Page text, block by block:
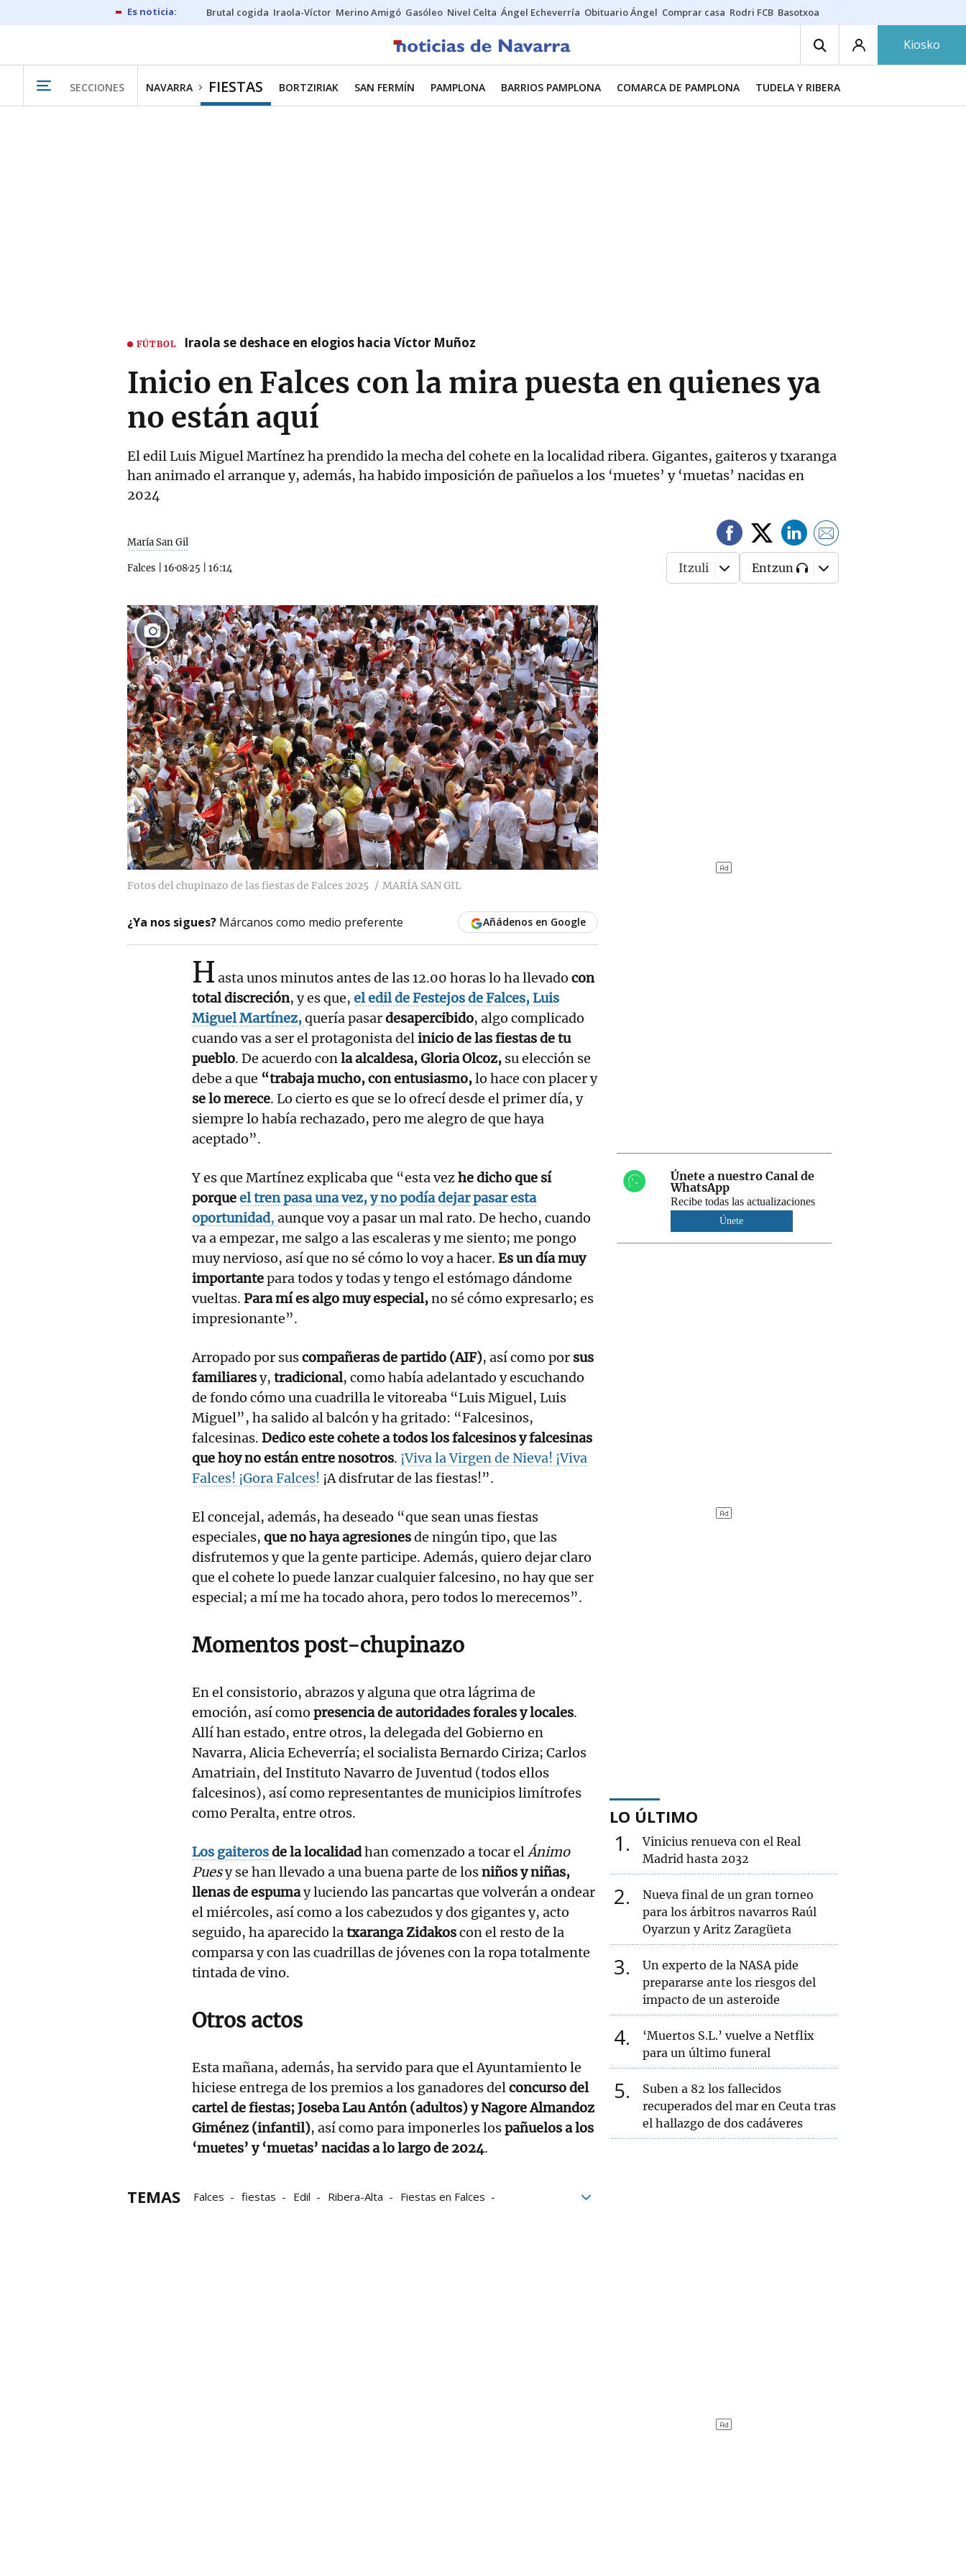
Brutal cogida Iraola-Víctor Merino Amigó Gasóleo Nivel Celta Ángel Echeverría Obituario Ángel Comprar casa Rodri FCB Basotxoa
Kiosko
SECCIONES NAVARRA FIESTAS BORTZIRIAK SAN FERMÍN PAMPLONA BARRIOS PAMPLONA COMARCA DE PAMPLONA TUDELA Y RIBERA
FÚTBOL Iraola se deshace en elogios hacia Víctor Muñoz
Inicio en Falces con la mira puesta en quienes ya
no están aquí
El edil Luis Miguel Martínez ha prendido la mecha del cohete en la localidad ribera. Gigantes, gaiteros y txaranga
han animado el arranque y, además, ha habido imposición de pañuelos a los ‘muetes’ y ‘muetas’ nacidas en
2024
María San Gil
Falces 16·08·25 16:14 Itzuli Entzun
28
Fotos del chupinazo de las fiestas de Falces 2025 MARÍA SAN GIL
¿Ya nos sigues? Márcanos como medio preferente Añádenos en Google
H asta unos minutos antes de las 12.00 horas lo ha llevado con
total discreción, y es que, el edil de Festejos de Falces, Luis
Miguel Martínez,quería pasardesapercibido, algo complicado
cuando vas a ser el protagonista delinicio de las fiestas de tu
pueblo. De acuerdo conla alcaldesa, Gloria Olcoz, su elección se
debe a que “trabaja mucho, con entusiasmo,lo hace con placer y
se lo merece. Lo cierto es que se lo ofrecí desde el primer día, y
siempre lo había rechazado, pero me alegro de que haya
aceptado”.
Y es que Martínez explicaba que “esta vezhe dicho que sí
porqueel tren pasa una vez, y no podía dejar pasar esta
oportunidad, aunque voy a pasar un mal rato. De hecho, cuando
va a empezar, me salgo a las escaleras y me siento; me pongo
muy nervioso, así que no sé cómo lo voy a hacer. Es un día muy
importantepara todos y todas y tengo el estómago dándome
vueltas. Para mí es algo muy especial,no sé cómo expresarlo; es
impresionante”.
Arropado por suscompañeras de partido (AIF), así como por sus
familiaresy, tradicional, como había adelantado y escuchando
de fondo cómo una cuadrilla le vitoreaba “Luis Miguel, Luis
Miguel”, ha salido al balcón y ha gritado: “Falcesinos,
falcesinas. Dedico este cohete a todos los falcesinos y falcesinas
que hoy no están entre nosotros. ¡Viva la Virgen de Nieva! ¡Viva
Falces! ¡Gora Falces! ¡A disfrutar de las fiestas!”.
El concejal, además, ha deseado “que sean unas fiestas
especiales, que no haya agresionesde ningún tipo, que las
disfrutemos y que la gente participe. Además, quiero dejar claro
que el cohete lo puede lanzar cualquier falcesino, no hay que ser
especial; a mí me ha tocado ahora, pero todos lo merecemos”.
Momentos post-chupinazo
En el consistorio, abrazos y alguna que otra lágrima de
emoción, así como presencia de autoridades forales y locales.
Allí han estado, entre otros, la delegada del Gobierno en
Navarra, Alicia Echeverría; el socialista Bernardo Ciriza; Carlos
Amatriain, del Instituto Navarro de Juventud (todos ellos
falcesinos), así como representantes de municipios limítrofes
como Peralta, entre otros.
Los gaiterosde la localidadhan comenzado a tocar elÁnimo
Puesy se han llevado a una buena parte de losniños y niñas,
llenas de espumay luciendo las pancartas que volverán a ondear
el miércoles, así como a los cabezudos y dos gigantes y, acto
seguido, ha aparecido latxaranga Zidakoscon el resto de la
comparsa y con las cuadrillas de jóvenes con la ropa totalmente
tintada de vino.
Otros actos
Esta mañana, además, ha servido para que el Ayuntamiento le
hiciese entrega de los premios a los ganadores delconcurso del
cartel de fiestas; Joseba Lau Antón (adultos) y Nagore Almandoz
Giménez (infantil), así como para imponerles lospañuelos a los
‘muetes’ y ‘muetas’ nacidas a lo largo de 2024.
TEMAS Falces fiestas Edil Ribera-Alta
Fiestas en Falces
Únete a nuestro Canal de
WhatsApp
Recibe todas las actualizaciones
Únete
LO ÚLTIMO
1
Vinicius renueva con el Real
Madrid hasta 2032
2
Nueva final de un gran torneo
para los árbitros navarros Raúl
Oyarzun y Aritz Zaragüeta
3
Un experto de la NASA pide
prepararse ante los riesgos del
impacto de un asteroide
4
‘Muertos S.L.’ vuelve a Netflix
para un último funeral
5
Suben a 82 los fallecidos
recuperados del mar en Ceuta tras
el hallazgo de dos cadáveres